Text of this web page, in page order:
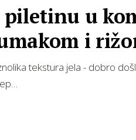
piletinu u
i
tekstura jela - dobro